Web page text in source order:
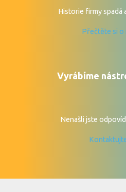
Historie firmy spadá
Přečtěte si o
Vyrábíme
Nenašli jste